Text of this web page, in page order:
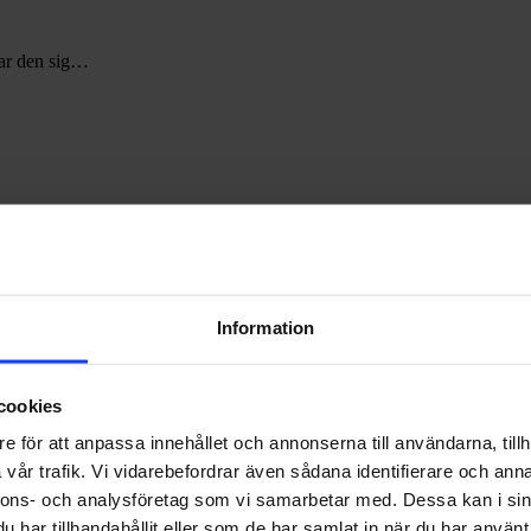
Information
för att anpassa innehållet och annonserna till användarna,
trafik. Vi vidarebefordrar även sådana identifierare och
och analysföretag som vi samarbetar med. Dessa kan i
den sig…
du
Consent
Mode